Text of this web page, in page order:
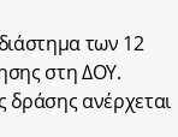
των 12
στη ΔΟΥ.
δράσης ανέρχεται